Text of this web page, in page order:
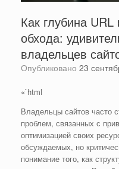
Как глубина
обхода:
владельцев
Опубликовано 23
«`html
Владельцы сайтов часто
проблем, связанных с
оптимизацией своих
обсуждаемых, но
понимание того, как